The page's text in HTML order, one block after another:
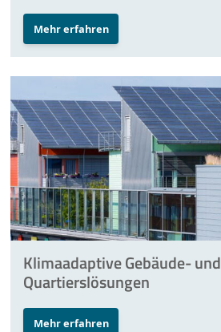
Mehr erfahren
Klimaadaptive Gebäude- und
Quartierslösungen
Mehr erfahren